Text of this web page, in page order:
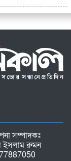
সম্পাদকঃ
ইসলাম রুমন